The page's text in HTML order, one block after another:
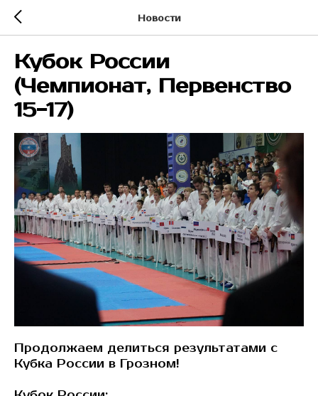
Новости
Кубок России
(Чемпионат, Первенство
15-17)
Продолжаем делиться результатами с
Кубка России в Грозном!